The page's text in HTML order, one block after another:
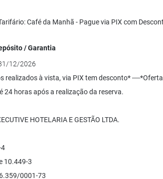
Café da Manhã - Pague via PIX com
/ Garantia
12/2026
realizados à vista, via PIX tem desconto* ----
24 horas após a realização da reserva.
HOTELARIA E GESTÃO LTDA.
10.449-3
0001-73